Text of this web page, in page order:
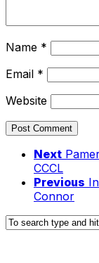
Name *
Email *
Website
Next
CCCL
Previous
Connor